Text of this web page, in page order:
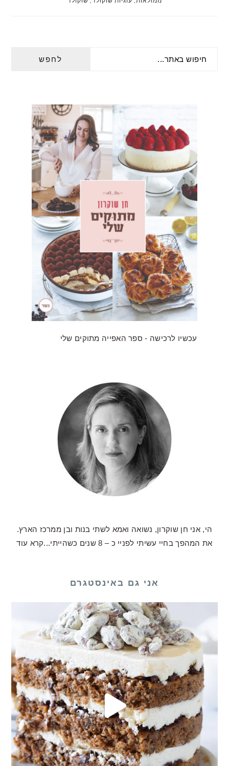
SIDEBAR
עכשיו לרכישה - ספר האפייה מתוקים שלי
הי, אני חן שוקרון, נשואה ואמא לשתי בנות ובן ממרכז הארץ.
את המהפך בחיי עשיתי לפניי כ – 8 שנים כשהייתי...
קרא עוד
אני גם באינסטגרם